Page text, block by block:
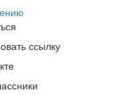
ссылку